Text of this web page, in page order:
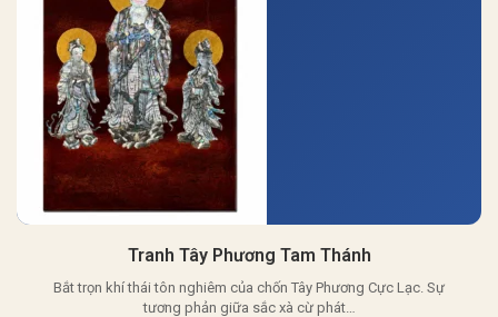
Tranh Tây Phương Tam Thánh
Bắt trọn khí thái tôn nghiêm của chốn Tây Phương Cực Lạc. Sự
tương phản giữa sắc xà cừ phát…